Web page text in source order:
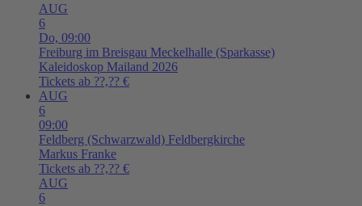
AUG
6
Do, 09:00
Freiburg im Breisgau Meckelhalle (Sparkasse)
Kaleidoskop Mailand 2026
Tickets ab ??,?? €
AUG
6
09:00
Feldberg (Schwarzwald) Feldbergkirche
Markus Franke
Tickets ab ??,?? €
AUG
6